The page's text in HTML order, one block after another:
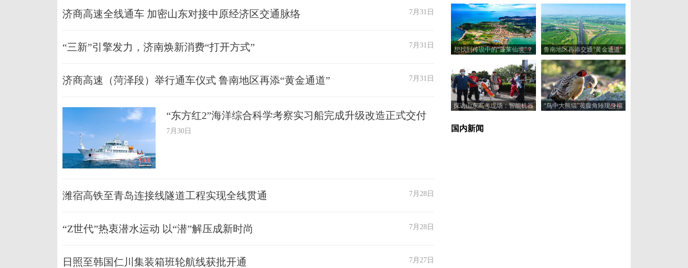
济商高速全线通车 加密山东对接中原经济区交通脉络 7月31日
“三新”引擎发力，济南焕新消费“打开方式” 7月31日
济商高速（菏泽段）举行通车仪式 鲁南地区再添“黄金通道” 7月31日
“东方红2”海洋综合科学考察实习船完成升级改造正式交付
7月30日
潍宿高铁至青岛连接线隧道工程实现全线贯通 7月28日
“Z世代”热衷潜水运动 以“潜”解压成新时尚 7月28日
日照至韩国仁川集装箱班轮航线获批开通 7月27日
想找到传说中的“蓬莱仙境”？
鲁南地区再添交通“黄金通道”
助力区域经济协同发展
探访山东高考现场：智能机器
“鸟中大熊猫”黄腹角雉现身福
国内新闻